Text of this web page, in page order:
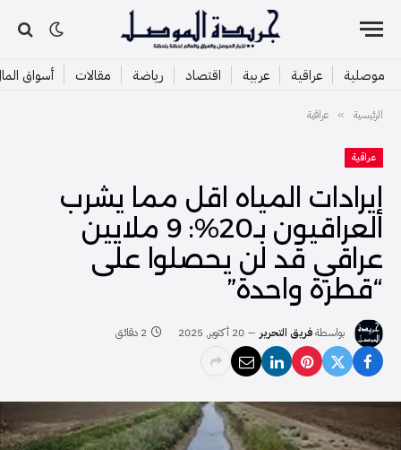
موصلية عراقية عربية اقتصاد رياضة مقالات أسواق
الرئيسية » عراقية
عراقية
إيرادات المياه اقل مما يشرب
العراقيون بـ20%: 9 ملايين
عراقي قد لن يحصلوا على
“قطرة واحدة”
بواسطةفريق التحرير 20 أكتوبر, 2025 2 دقائق